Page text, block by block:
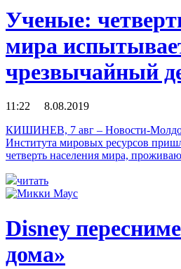
Ученые:
мира
чрезвычайный
11:22 8.08.2019
КИШИНЕВ, 7 авг – Новости-
Института мировых ресурсов
четверть населения мира,
читать
Disney
дома»